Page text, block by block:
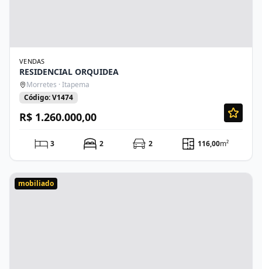
VENDAS
RESIDENCIAL ORQUIDEA
Morretes · Itapema
Código: V1474
R$ 1.260.000,00
3 2 2 116,00m²
mobiliado